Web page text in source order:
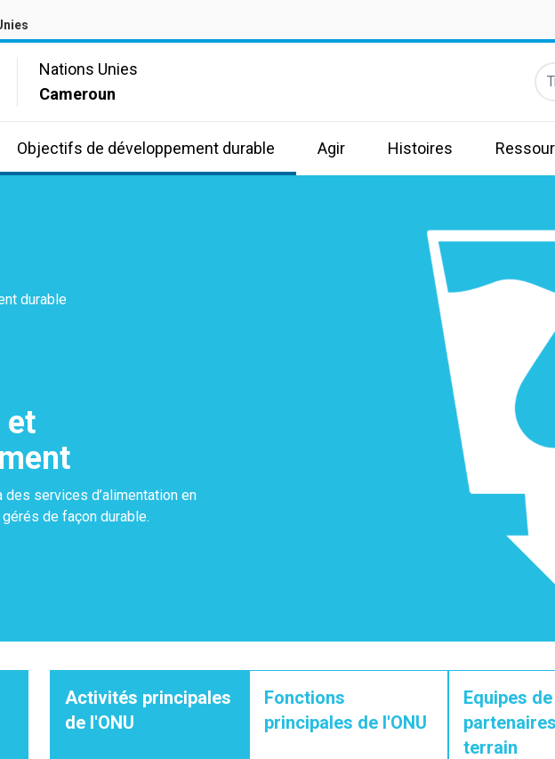
Nations Unies
Cameroun
Objectifs de développement durable Agir Histoires
durable
et
des services d’alimentation en
de façon durable.
Activités principales
de l'ONU
Fonctions
principales de l'ONU
Equipes
terrain